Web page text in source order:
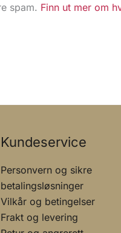
spam. Finn ut mer om
Kundeservice
Personvern og sikre
betalingsløsninger
Vilkår og betingelser
Frakt og levering